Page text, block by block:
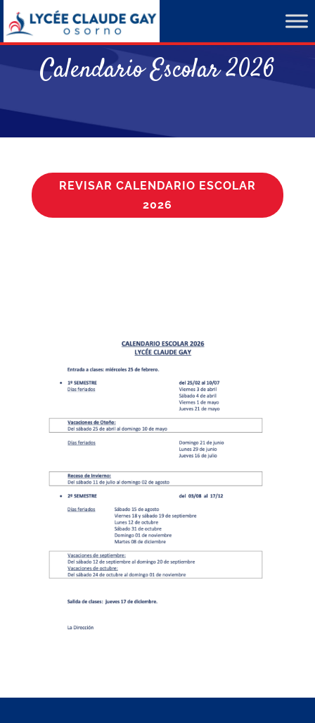
Calendario Escolar 2026
REVISAR CALENDARIO ESCOLAR
2026